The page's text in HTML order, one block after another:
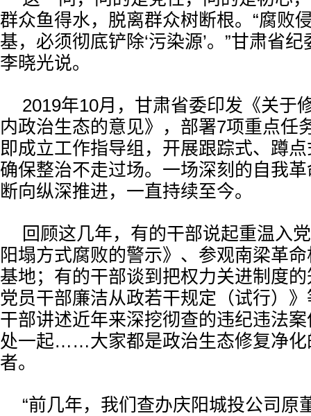
群众鱼得水，脱离群众树断根。“腐败
基，必须彻底铲除‘污染源’。”甘肃省
李晓光说。
2019年10月，甘肃省委印发《关于
内政治生态的意见》，部署7项重点任
即成立工作指导组，开展跟踪式、蹲
确保整治不走过场。一场深刻的自我
断向纵深推进，一直持续至今。
回顾这几年，有的干部说起重温入
阳塌方式腐败的警示》、参观南梁革
基地；有的干部谈到把权力关进制度
党员干部廉洁从政若干规定（试行）
干部讲述近年来深挖彻查的违纪违法
处一起……大家都是政治生态修复净化
者。
“前几年，我们查办庆阳城投公司原